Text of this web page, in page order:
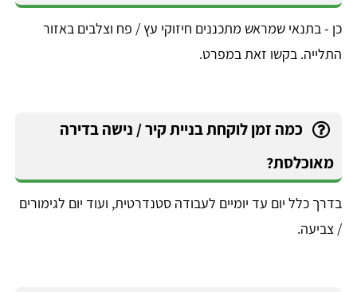
כן - בתנאי שמראש מתכננים חיזוקי עץ / פח וצלבים באזור
התלייה. בקשו זאת במפרט.
כמה זמן לוקחת בניית קיר / נישה בדירה
מאוכלסת?
בדרך כלל יום עד יומיים לעבודה סטנדרטית, ועוד יום לגימורים
/ צביעה.